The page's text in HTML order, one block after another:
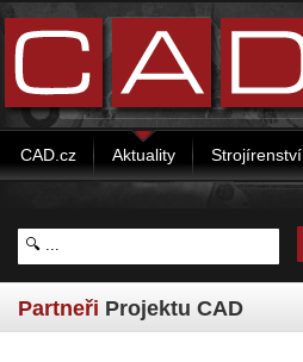
CAD.cz Aktuality Strojírenství
Partneři Projektu CAD